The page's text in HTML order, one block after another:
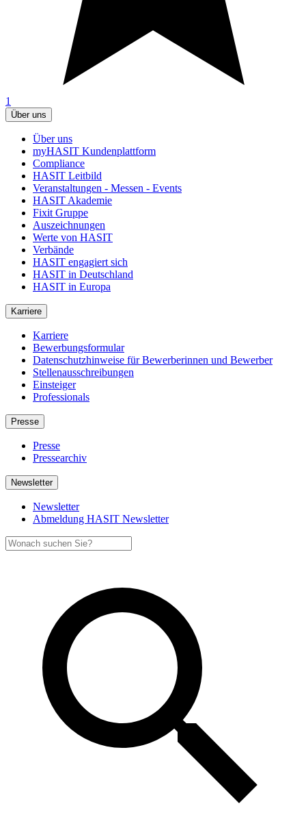
1
Über uns
Über uns
myHASIT Kundenplattform
Compliance
HASIT Leitbild
Veranstaltungen - Messen - Events
HASIT Akademie
Fixit Gruppe
Auszeichnungen
Werte von HASIT
Verbände
HASIT engagiert sich
HASIT in Deutschland
HASIT in Europa
Karriere
Karriere
Bewerbungsformular
Datenschutzhinweise für Bewerberinnen und Bewerber
Stellenausschreibungen
Einsteiger
Professionals
Presse
Presse
Pressearchiv
Newsletter
Newsletter
Abmeldung HASIT Newsletter